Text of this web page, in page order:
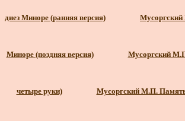
диез Миноре (ранняя версия) Мусоргский
Миноре (поздняя версия) Мусоргский
четыре руки) Мусоргский М.П. Память